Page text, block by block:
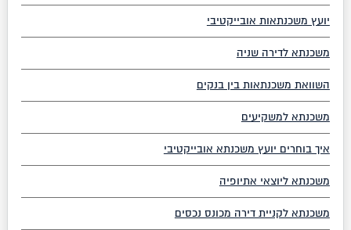
יועץ משכנתאות אובייקטיבי
משכנתא לדירה שניה
השוואת משכנתאות בין בנקים
משכנתא למשקיעים
איך בוחרים יועץ משכנתא אובייקטיבי
משכנתא ליוצאי אתיופיה
משכנתא לקניית דירה מכונס נכסים